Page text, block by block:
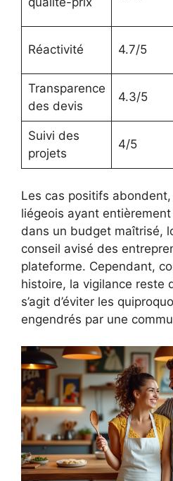
Réactivité 4.7/5
Transparence
des devis
4.3/5
Suivi des
projets
4/5
Les cas positifs
liégeois ayant
dans un budget maîtrisé,
conseil avisé des
plateforme. Cependant,
histoire, la vigilance reste
s’agit d’éviter les
engendrés par une